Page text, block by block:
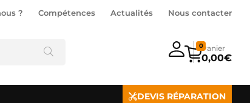
? Compétences Actualités Nous contacter
0,00€
0
DEVIS RÉPARATION